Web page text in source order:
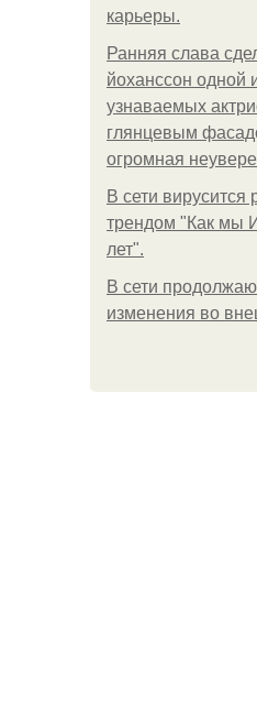
карьеры.
Ранняя слава
йоханссон одной
узнаваемых
глянцевым
огромная
В сети вирусится
трендом "Как мы
лет".
В сети
изменения во